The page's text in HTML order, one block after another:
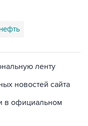
ленту
новостей сайта
в официальном